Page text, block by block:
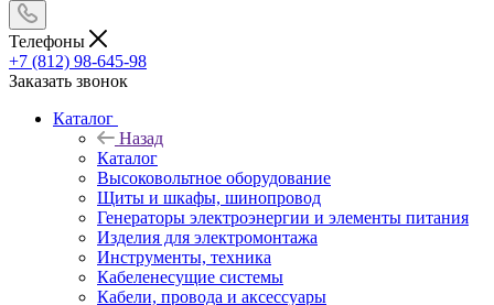
Телефоны
+7 (812) 98-645-98
Заказать звонок
Каталог
Назад
Каталог
Высоковольтное оборудование
Щиты и шкафы, шинопровод
Генераторы электроэнергии и элементы питания
Изделия для электромонтажа
Инструменты, техника
Кабеленесущие системы
Кабели, провода и аксессуары